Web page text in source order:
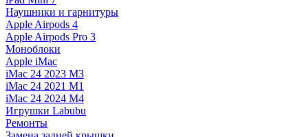
Наушники и гарнитуры
Apple Airpods 4
Apple Airpods Pro 3
Моноблоки
Apple iMac
iMac 24 2023 M3
iMac 24 2021 M1
iMac 24 2024 M4
Игрушки Labubu
Ремонты